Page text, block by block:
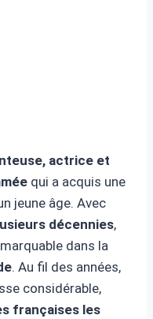
actrice et
qui a acquis une
jeune âge. Avec
décennies,
dans la
. Au fil des années,
considérable,
françaises les